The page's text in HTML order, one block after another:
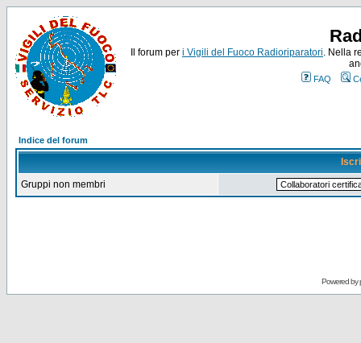
Il forum per i Vigili del Fuoco Radioriparatori. Nella
FAQ
Indice del forum
Gruppi non membri
Powered by